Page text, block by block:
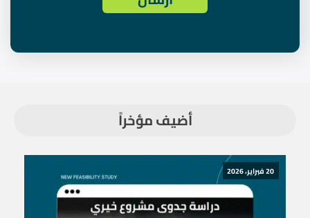
أضيف مؤخراً
20 فبراير، 2026